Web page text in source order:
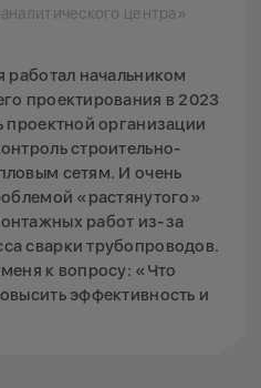
центра»
работал начальником
проектирования в 2023
проектной организации
строительно-
сетям. И очень
«растянутого»
работ из-за
сварки трубопроводов.
к вопросу: «Что
эффективность и